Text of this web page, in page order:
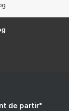
de partir"